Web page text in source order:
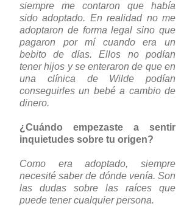
siempre me contaron que había
sido adoptado. En realidad no me
adoptaron de forma legal sino que
pagaron por mí cuando era un
bebito de días. Ellos no podían
tener hijos y se enteraron de que en
una clínica de Wilde podían
conseguirles un bebé a cambio de
dinero.
¿Cuándo empezaste a sentir
inquietudes sobre tu origen?
Como era adoptado, siempre
necesité saber de dónde venía. Son
las dudas sobre las raíces que
puede tener cualquier persona.